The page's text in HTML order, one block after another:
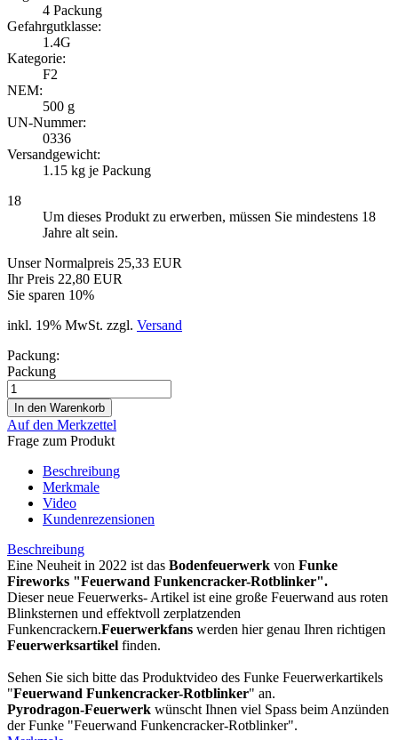
4 Packung
Gefahrgutklasse:
1.4G
Kategorie:
F2
NEM:
500 g
UN-Nummer:
0336
Versandgewicht:
1.15 kg je Packung
18
Um dieses Produkt zu erwerben, müssen Sie mindestens 18
Jahre alt sein.
Unser Normalpreis 25,33 EUR
Ihr Preis 22,80 EUR
Sie sparen 10%
inkl. 19% MwSt. zzgl. Versand
Packung:
Packung
Auf den Merkzettel
Frage zum Produkt
Beschreibung
Merkmale
Video
Kundenrezensionen
Beschreibung
Eine Neuheit in 2022 ist das Bodenfeuerwerk von Funke
Fireworks "Feuerwand Funkencracker-Rotblinker​".
Dieser neue Feuerwerks- Artikel ist eine große Feuerwand aus roten
Blinksternen und effektvoll zerplatzenden
Funkencrackern.Feuerwerkfans werden hier genau Ihren richtigen
Feuerwerksartikel finden.
Sehen Sie sich bitte das Produktvideo des Funke Feuerwerkartikels
"Feuerwand Funkencracker-Rotblinker" an.
Pyrodragon-Feuerwerk wünscht Ihnen viel Spass beim Anzünden
der Funke "Feuerwand Funkencracker-Rotblinker".